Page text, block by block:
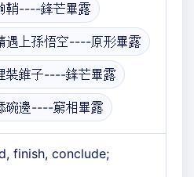
鞘----鋒芒畢露
遇上孫悟空----原形畢露
裝錐子----鋒芒畢露
碗邊----窮相畢露
finish, conclude;